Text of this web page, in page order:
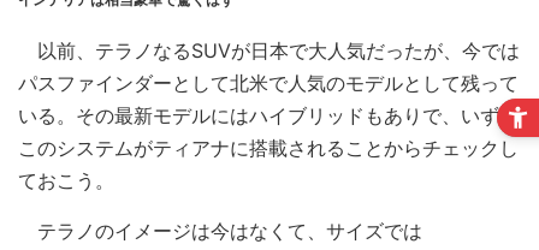
以前、テラノなるSUVが日本で大人気だったが、今では
パスファインダーとして北米で人気のモデルとして残って
いる。その最新モデルにはハイブリッドもありで、いずれ
このシステムがティアナに搭載されることからチェックし
ておこう。
テラノのイメージは今はなくて、サイズでは